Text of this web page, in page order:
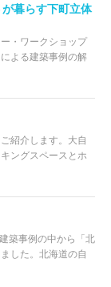
暮らす下町立体
・ワークショップ
よる建築事例の解
紹介します。大自
ングスペースとホ
築事例の中から「北
した。北海道の自